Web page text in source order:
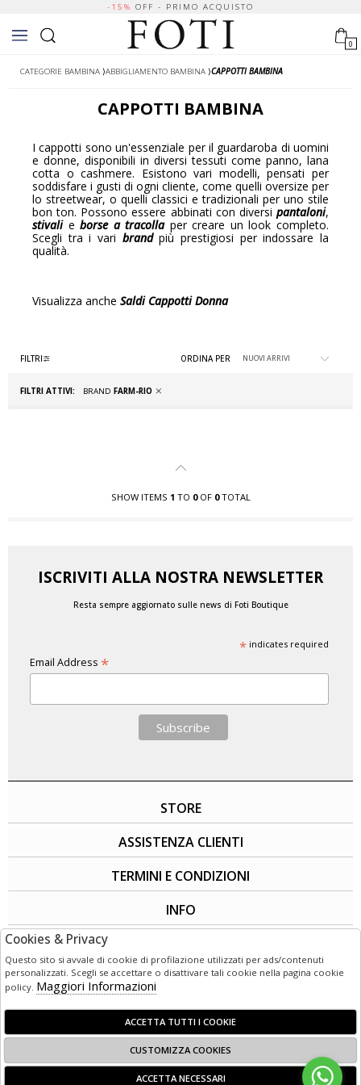
-15% OFF - PRIMO ACQUISTO
0
CATEGORIE BAMBINA ⟩ABBIGLIAMENTO BAMBINA ⟩CAPPOTTI BAMBINA
CAPPOTTI BAMBINA
I cappotti sono un'essenziale per il guardaroba di uomini
e donne, disponibili in diversi tessuti come panno, lana
cotta o cashmere. Esistono vari modelli, pensati per
soddisfare i gusti di ogni cliente, come quelli oversize per
lo streetwear, o quelli classici e tradizionali per uno stile
bon ton. Possono essere abbinati con diversi pantaloni,
stivalieborse a tracollaper creare un look completo.
Scegli tra i vari brandpiù prestigiosi per indossare la
qualità.
Visualizza anche Saldi Cappotti Donna
FILTRI ORDINA PER
FILTRI ATTIVI: BRAND FARM-RIO
SHOW ITEMS 1 TO 0OF 0TOTAL
ISCRIVITI ALLA NOSTRA NEWSLETTER
Resta sempre aggiornato sulle news di Foti Boutique
*indicates required
Email Address *
STORE
ASSISTENZA CLIENTI
TERMINI E CONDIZIONI
INFO
© 1949 - 2026 | LG3 Retail - Corso Garibaldi 50 - 89125 Reggio
Calabria (RC) - Italia C.F e P. IVA:02800720803 Powered by
Cookies & Privacy
Questo sito si avvale di cookie di profilazione utilizzati per ads/contenuti
personalizzati. Scegli se accettare o disattivare tali cookie nella pagina cookie
policy. Maggiori Informazioni
ACCETTA TUTTI I COOKIE
CUSTOMIZZA COOKIES
ACCETTA NECESSARI